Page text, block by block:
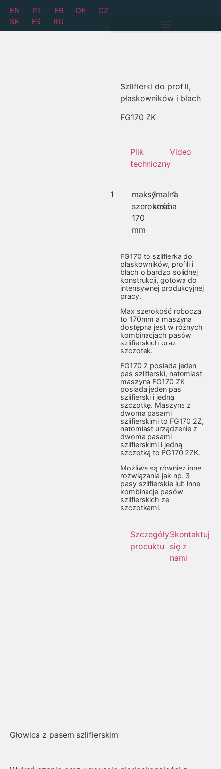
EN PT FR DE
CZ
SE
ES RU
Szlifierki do profili,
płaskowników i blach
FG170 ZK
Plik
techniczny
Video
1
maksymalna
szerokość
170
mm
1
strona
1
FG170 to szlifierka do
płaskowników, profili i
blach o bardzo solidnej
konstrukcji, gotowa do
intensywnej produkcyjnej
pracy.
Max szerokość robocza
to 170mm a maszyna
dostępna jest w różnych
kombinacjach pasów
szlifierskich oraz
szczotek.
FG170 Z posiada jeden
pas szlifierski, natomiast
maszyna FG170 ZK
posiada jeden pas
szlifierski i jedną
szczotkę. Maszyna z
dwoma pasami
szlifierskimi to FG170 2Z,
natomiast urządzenie z
dwoma pasami
szlifierskimi i jedną
szczotką to FG170 2ZK.
Możliwe są również inne
rozwiązania jak np. 3
pasy szlifierskie lub inne
kombinacje pasów
szlifierskich ze
szczotkami.
Szczegóły
produktu
Skontaktuj
się z
nami
Głowica z pasem szlifierskim